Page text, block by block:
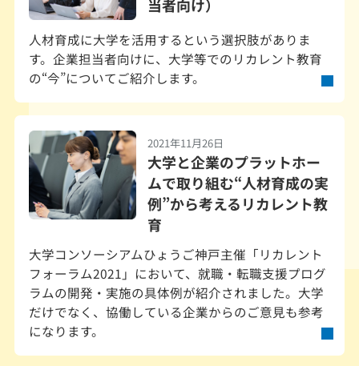
当者向け）
人材育成に大学を活用するという選択肢がありま
す。企業担当者向けに、大学等でのリカレント教育
の“今”についてご紹介します。
2021年11月26日
大学と企業のプラットホー
ムで取り組む“人材育成の実
例”から考えるリカレント教
育
大学コンソーシアムひょうご神戸主催「リカレント
フォーラム2021」において、就職・転職支援プログ
ラムの開発・実施の具体例が紹介されました。大学
だけでなく、協働している企業からのご意見も参考
になります。